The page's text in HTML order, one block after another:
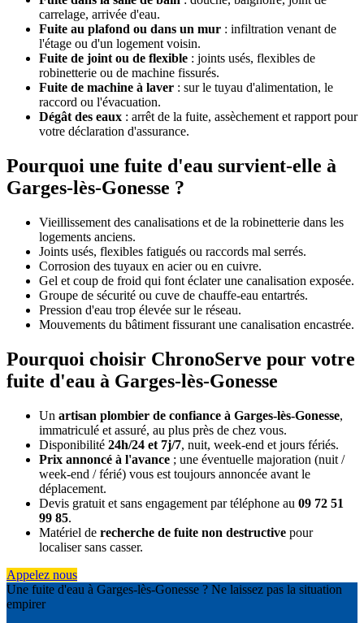
carrelage, arrivée d'eau.
Fuite au plafond ou dans un mur : infiltration venant de
l'étage ou d'un logement voisin.
Fuite de joint ou de flexible : joints usés, flexibles de
robinetterie ou de machine fissurés.
Fuite de machine à laver : sur le tuyau d'alimentation, le
raccord ou l'évacuation.
Dégât des eaux : arrêt de la fuite, assèchement et rapport pour
votre déclaration d'assurance.
Pourquoi une fuite d'eau survient-elle à
Garges-lès-Gonesse ?
Vieillissement des canalisations et de la robinetterie dans les
logements anciens.
Joints usés, flexibles fatigués ou raccords mal serrés.
Corrosion des tuyaux en acier ou en cuivre.
Gel et coup de froid qui font éclater une canalisation exposée.
Groupe de sécurité ou cuve de chauffe-eau entartrés.
Pression d'eau trop élevée sur le réseau.
Mouvements du bâtiment fissurant une canalisation encastrée.
Pourquoi choisir ChronoServe pour votre
fuite d'eau à Garges-lès-Gonesse
Un artisan plombier de confiance à Garges-lès-Gonesse,
immatriculé et assuré, au plus près de chez vous.
Disponibilité 24h/24 et 7j/7, nuit, week-end et jours fériés.
Prix annoncé à l'avance ; une éventuelle majoration (nuit /
week-end / férié) vous est toujours annoncée avant le
déplacement.
Devis gratuit et sans engagement par téléphone au 09 72 51
99 85.
Matériel de recherche de fuite non destructive pour
localiser sans casser.
Appelez nous
Une fuite d'eau à Garges-lès-Gonesse ? Ne laissez pas la situation
empirer